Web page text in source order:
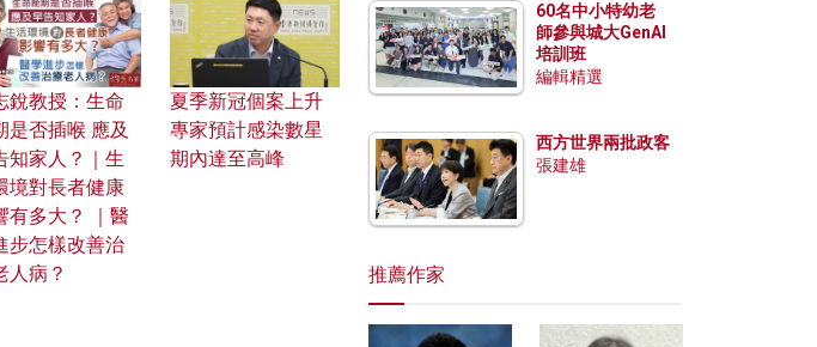
銳教授：生命
是否插喉 應及
知家人？｜生
境對長者健康
有多大？ ｜醫
步怎樣改善治
人病？
夏季新冠個案上升
專家預計感染數星
期內達至高峰
60名中小特幼老
師參與城大GenAI
培訓班
編輯精選
西方世界兩批政客
張建雄
推薦作家